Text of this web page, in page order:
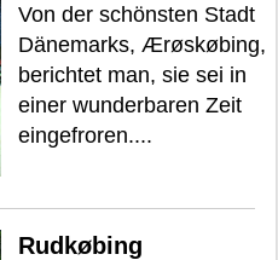
Von der schönsten Stadt
Dänemarks, Ærøskøbing,
berichtet man, sie sei in
einer wunderbaren Zeit
eingefroren....
Rudkøbing